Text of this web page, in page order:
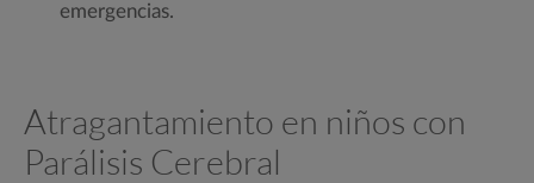
emergencias.
Atragantamiento en niños con
Parálisis Cerebral